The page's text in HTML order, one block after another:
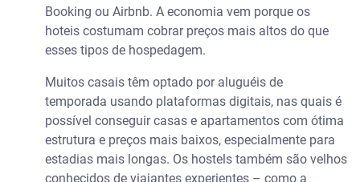
Booking ou Airbnb. A economia vem porque os
hoteis costumam cobrar preços mais altos do que
esses tipos de hospedagem.
Muitos casais têm optado por aluguéis de
temporada usando plataformas digitais, nas quais é
possível conseguir casas e apartamentos com ótima
estrutura e preços mais baixos, especialmente para
estadias mais longas. Os hostels também são velhos
conhecidos de viajantes experientes – como a